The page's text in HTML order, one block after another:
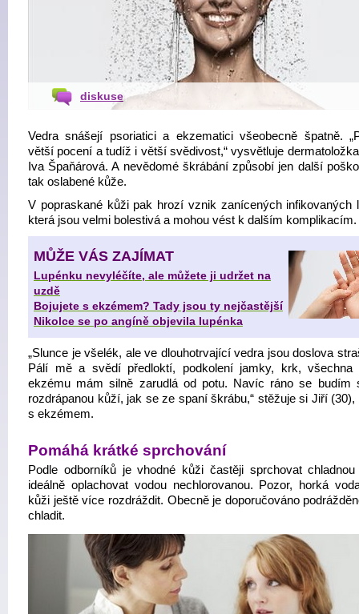
diskuse
Vedra snášejí psoriatici a ekzematici všeobecně špatně.
větší pocení a tudíž i větší svědivost,“ vysvětluje
Iva Špaňárová. A nevědomé škrábání způsobí jen další
tak oslabené kůže.
V popraskané kůži pak hrozí vznik zanícených infikovaných
která jsou velmi bolestivá a mohou vést k dalším komplikacím.
MŮŽE VÁS ZAJÍMAT
Lupénku nevyléčíte, ale můžete ji udržet na
uzdě
Bojujete s ekzémem? Tady jsou ty nejčastější
Nikolce se po angíně objevila lupénka
„Slunce je všelék, ale ve dlouhotrvající vedra jsou doslova
Pálí mě a svědí předloktí, podkolení jamky, krk, všechna
ekzému mám silně zarudlá od potu. Navíc ráno se budím
rozdrápanou kůží, jak se ze spaní škrábu,“ stěžuje si Jiří (30),
s ekzémem.
Pomáhá krátké sprchování
Podle odborníků je vhodné kůži častěji sprchovat chladnou
ideálně oplachovat vodou nechlorovanou. Pozor, horká
kůži ještě více rozdráždit. Obecně je doporučováno
chladit.